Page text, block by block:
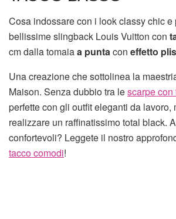
Cosa indossare con i look classy chic e
bellissime slingback Louis Vuitton con
cm dalla tomaiaa punta con effetto
Una creazione che sottolinea la
Maison. Senza dubbio tra lescarpe
perfette con gli outfit eleganti da lavoro,
realizzare un raffinatissimo total black.
confortevoli? Leggete il nostro
tacco comodi!